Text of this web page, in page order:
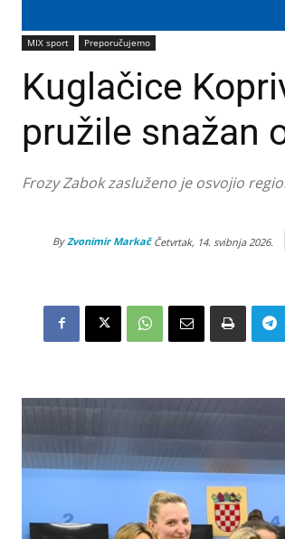
MIX sport Preporučujemo
Kuglačice
pružile snažan
Frozy Zabok zasluženo je osvojio
By Zvonimir Markač Četvrtak, 14. svibnja 2026.